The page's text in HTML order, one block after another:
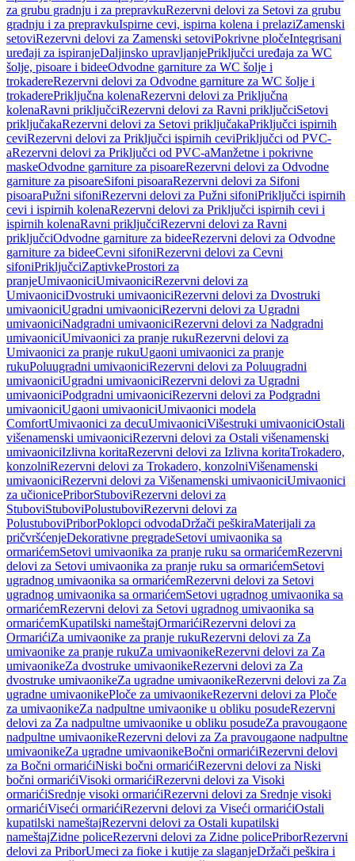
za grubu gradnju i za prepravkuRezervni delovi za Setovi za grubu
gradnju i za prepravkuIspirne cevi, ispirna kolena i prelaziZamenski
setoviRezervni delovi za Zamenski setoviPokrivne pločeIntegrisani
uređaji za ispiranjeDaljinsko upravljanjePriključci uređaja za WC
šolje, pisoare i bideeOdvodne garniture za WC šolje i
trokadereRezervni delovi za Odvodne garniture za WC šolje i
trokaderePriključna kolenaRezervni delovi za Priključna
kolenaRavni priključciRezervni delovi za Ravni priključciSetovi
priključakaRezervni delovi za Setovi priključakaPriključci ispirnih
ceviRezervni delovi za Priključci ispirnih ceviPriključci od PVC-
aRezervni delovi za Priključci od PVC-aManžetne i pokrivne
maskeOdvodne garniture za pisoareRezervni delovi za Odvodne
garniture za pisoareSifoni pisoaraRezervni delovi za Sifoni
pisoaraPužni sifoniRezervni delovi za Pužni sifoniPriključci ispirnih
cevi i ispirnih kolenaRezervni delovi za Priključci ispirnih cevi i
ispirnih kolenaRavni priključciRezervni delovi za Ravni
priključciOdvodne garniture za bideeRezervni delovi za Odvodne
garniture za bideeCevni sifoniRezervni delovi za Cevni
sifoniPriključciZaptivkeProstori za
pranjeUmivaoniciUmivaoniciRezervni delovi za
UmivaoniciDvostruki umivaoniciRezervni delovi za Dvostruki
umivaoniciUgradni umivaoniciRezervni delovi za Ugradni
umivaoniciNadgradni umivaoniciRezervni delovi za Nadgradni
umivaoniciUmivaonici za pranje rukuRezervni delovi za
Umivaonici za pranje rukuUgaoni umivaonici za pranje
rukuPoluugradni umivaoniciRezervni delovi za Poluugradni
umivaoniciUgradni umivaoniciRezervni delovi za Ugradni
umivaoniciPodgradni umivaoniciRezervni delovi za Podgradni
umivaoniciUgaoni umivaoniciUmivaonici modela
ComfortUmivaonici za decuUmivaoniciVišestruki umivaoniciOstali
višenamenski umivaoniciRezervni delovi za Ostali višenamenski
umivaoniciIzlivna koritaRezervni delovi za Izlivna koritaTrokadero,
konzolniRezervni delovi za Trokadero, konzolniVišenamenski
umivaoniciRezervni delovi za Višenamenski umivaoniciUmivaonici
za učionicePriborStuboviRezervni delovi za
StuboviStuboviPolustuboviRezervni delovi za
PolustuboviPriborPoklopci odvodaDržači peškiraMaterijali za
pričvršćenjeDekorativne pregradeSetovi umivaonika sa
ormarićemSetovi umivaonika za pranje ruku sa ormarićemRezervni
delovi za Setovi umivaonika za pranje ruku sa ormarićemSetovi
ugradnog umivaonika sa ormarićemRezervni delovi za Setovi
ugradnog umivaonika sa ormarićemSetovi ugradnog umivaonika sa
ormarićemRezervni delovi za Setovi ugradnog umivaonika sa
ormarićemKupatilski nameštajOrmarićiRezervni delovi za
OrmarićiZa umivaonike za pranje rukuRezervni delovi za Za
umivaonike za pranje rukuZa umivaonikeRezervni delovi za Za
umivaonikeZa dvostruke umivaonikeRezervni delovi za Za
dvostruke umivaonikeZa ugradne umivaonikeRezervni delovi za Za
ugradne umivaonikePloče za umivaonikeRezervni delovi za Ploče
za umivaonikeZa nadpultne umivaonike u obliku posudeRezervni
delovi za Za nadpultne umivaonike u obliku posudeZa pravougaone
nadpultne umivaonikeRezervni delovi za Za pravougaone nadpultne
umivaonikeZa ugradne umivaonikeBočni ormarićiRezervni delovi
za Bočni ormarićiNiski bočni ormarićiRezervni delovi za Niski
bočni ormarićiVisoki ormarićiRezervni delovi za Visoki
ormarićiSrednje visoki ormarićiRezervni delovi za Srednje visoki
ormarićiViseći ormarićiRezervni delovi za Viseći ormarićiOstali
kupatilski nameštajRezervni delovi za Ostali kupatilski
nameštajZidne policeRezervni delovi za Zidne policePriborRezervni
delovi za PriborUmeci za fioke i kutije za slaganjeDržači peškira i